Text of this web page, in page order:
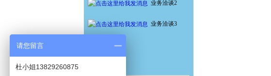
业务洽谈2
业务洽谈3
请您留言
杜小姐13829260875